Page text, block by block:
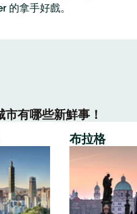
的拿手好戲。
有哪些新鮮事！
布拉格